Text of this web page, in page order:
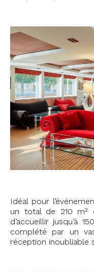
Idéal pour
un total de 210 m²
d’accueillir jusqu’à
complété par un
réception inoubliable